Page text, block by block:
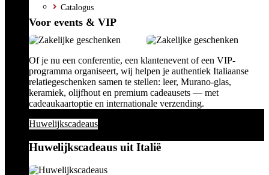
Catalogus
Voor events & VIP
Of je nu een conferentie, een klantenevent of een VIP-
programma organiseert, wij helpen je authentiek Italiaanse
relatiegeschenken samen te stellen: leer, Murano-glas,
keramiek, olijfhout en premium cadeausets — met
cadeaukaartoptie en internationale verzending.
Huwelijkscadeaus
Huwelijkscadeaus uit Italië